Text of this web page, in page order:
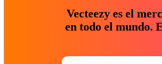
Vecteezy es el
en todo el mundo.